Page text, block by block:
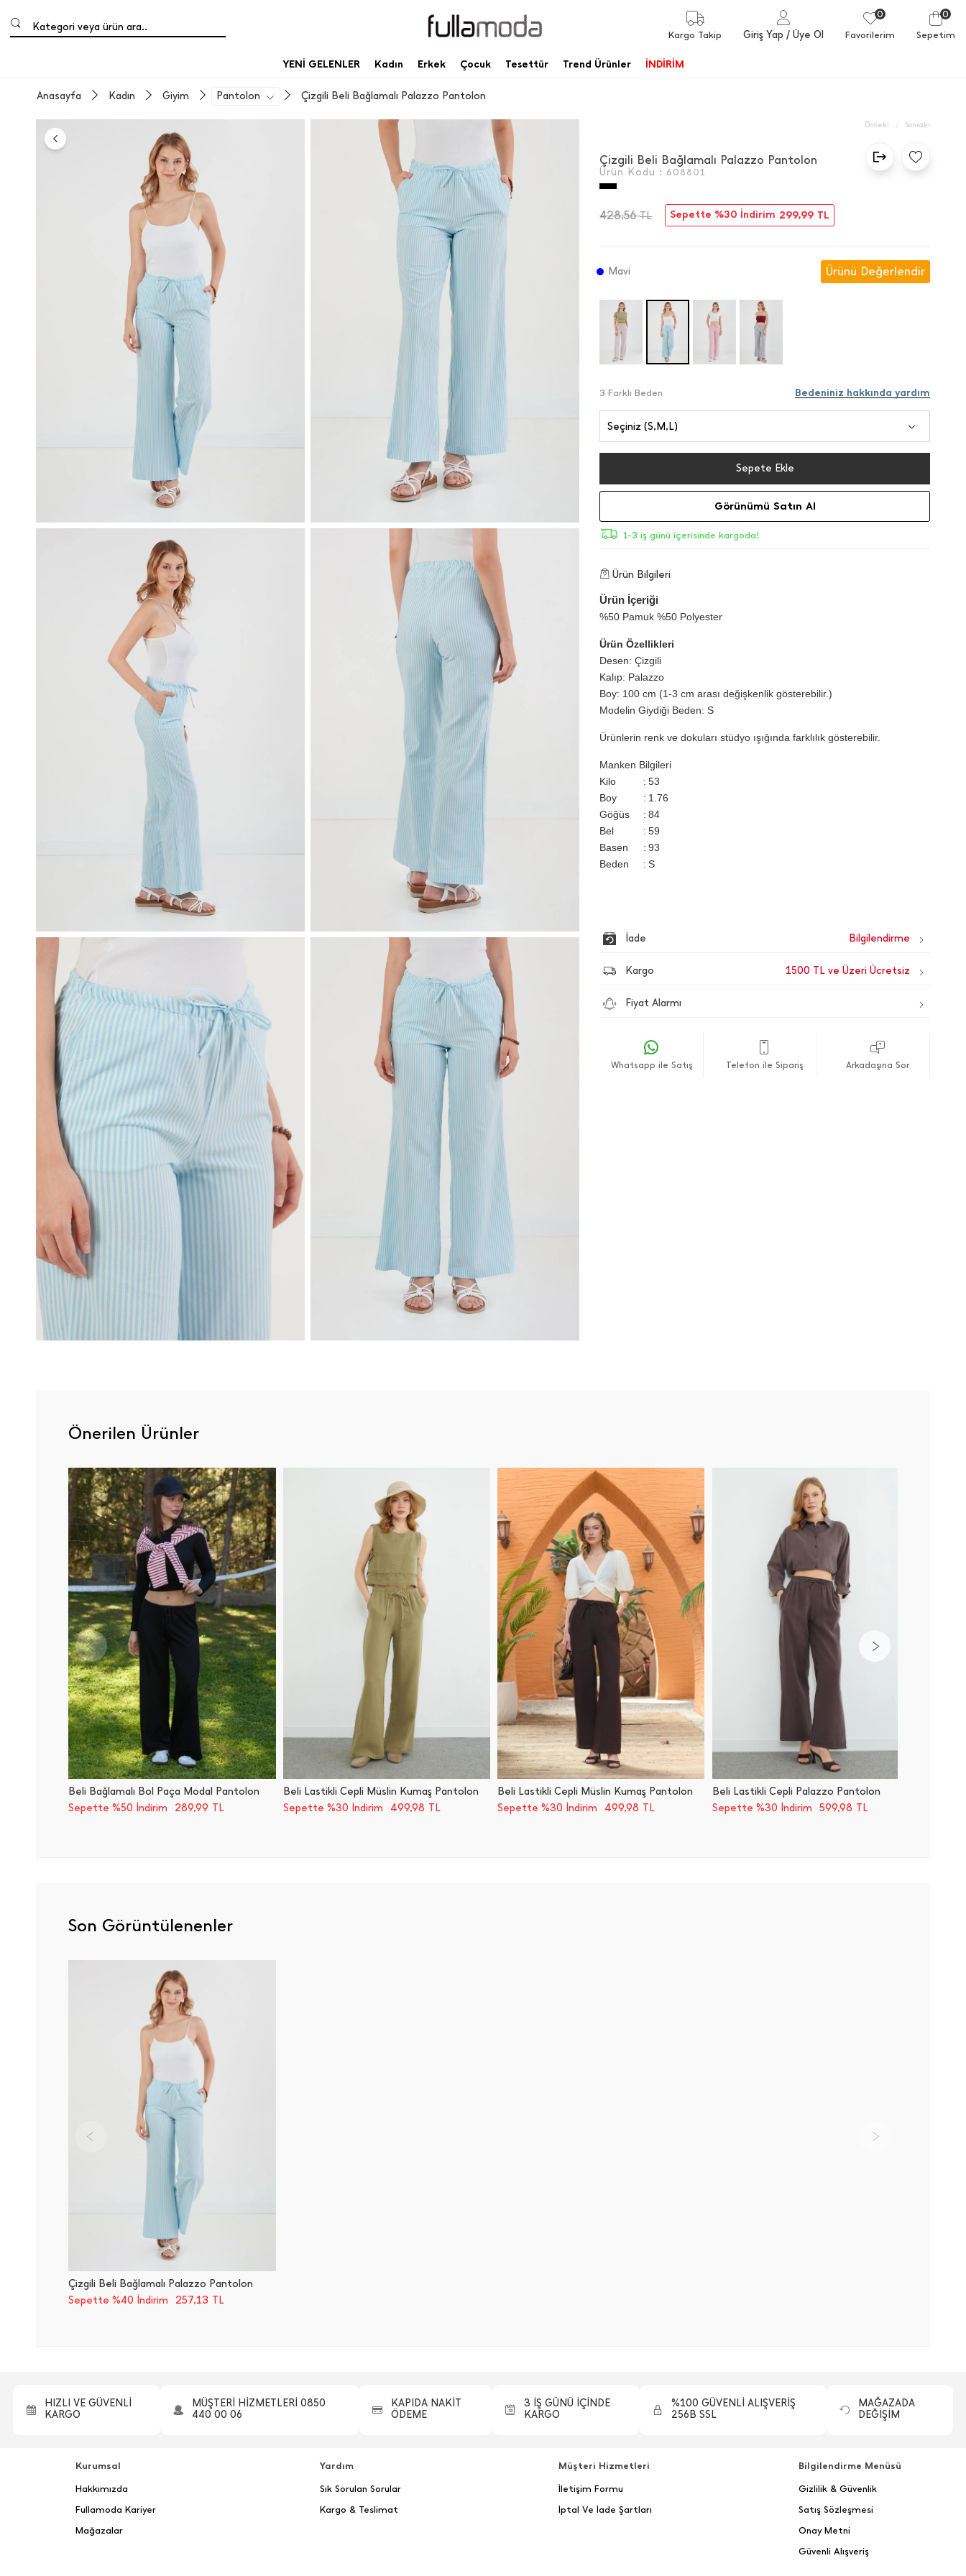
Kategori veya ürün ara..
Kargo Takip Giriş Yap / Üye Ol
0
Favorilerim
0
Sepetim
YENİ GELENLER Kadın Erkek Çocuk Tesettür Trend Ürünler İNDİRİM
Çizgili Beli Bağlamalı Palazzo Pantolon
Pantolon
Giyim
Kadın
Anasayfa
Önceki / Sonraki
Çizgili Beli Bağlamalı Palazzo Pantolon
Ürün Kodu : 608801
428,56TL Sepette %30 İndirim 299,99 TL
Mavi Ürünü Değerlendir
3 Farklı Beden Bedeniniz hakkında yardım
Seçiniz (S,M,L)
Sepete Ekle
Görünümü Satın Al
1-3 iş günü içerisinde kargoda!
Ürün Bilgileri
Ürün İçeriği
%50 Pamuk %50 Polyester
Ürün Özellikleri
Desen: Çizgili
Kalıp: Palazzo
Boy: 100 cm (1-3 cm arası değişkenlik gösterebilir.)
Modelin Giydiği Beden: S
Ürünlerin renk ve dokuları stüdyo ışığında farklılık gösterebilir.
Manken Bilgileri
Kilo
53
Boy
1.76
Göğüs
84
Bel
59
Basen
93
Beden
S
İade
Kargo 1500 TL ve Üzeri Ücretsiz
Fiyat Alarmı
Whatsapp ile Satış Telefon ile Sipariş Arkadaşına Sor
Önerilen Ürünler
Beli Bağlamalı Bol Paça Modal Pantolon
Sepette %50 İndirim
289,99 TL
Beli Lastikli Cepli Müslin Kumaş Pantolon
Sepette %30 İndirim
499,98 TL
Beli Lastikli Cepli Müslin Kumaş Pantolon
Sepette %30 İndirim
499,98 TL
Beli Lastikli Cepli Palazzo Pantolon
Sepette %30 İndirim
599,98 TL
Son Görüntülenenler
Çizgili Beli Bağlamalı Palazzo Pantolon
Sepette %40 İndirim
257,13 TL
HIZLI VE GÜVENLİ
KARGO
MÜŞTERİ HİZMETLERİ 0850
440 00 06
KAPIDA NAKİT
ÖDEME
3 İŞ GÜNÜ İÇİNDE
KARGO
%100 GÜVENLİ ALIŞVERİŞ
256B SSL
MAĞAZADA
DEĞİŞİM
Kurumsal
Hakkımızda
Fullamoda Kariyer
Mağazalar
Yardım
Sık Sorulan Sorular
Kargo & Teslimat
Müşteri Hizmetleri
İletişim Formu
İptal Ve İade Şartları
Bilgilendirme Menüsü
Gizlilik & Güvenlik
Satış Sözleşmesi
Onay Metni
Güvenli Alışveriş